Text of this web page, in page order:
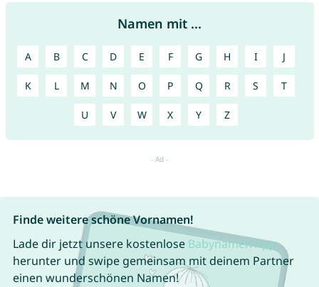
Namen mit ...
A B C D E F G H I J
K L M N O P Q R S T
U V W X Y Z
Finde weitere schöne Vornamen!
Lade dir jetzt unsere kostenlose Babynamen App
herunter und swipe gemeinsam mit deinem Partner
einen wunderschönen Namen!